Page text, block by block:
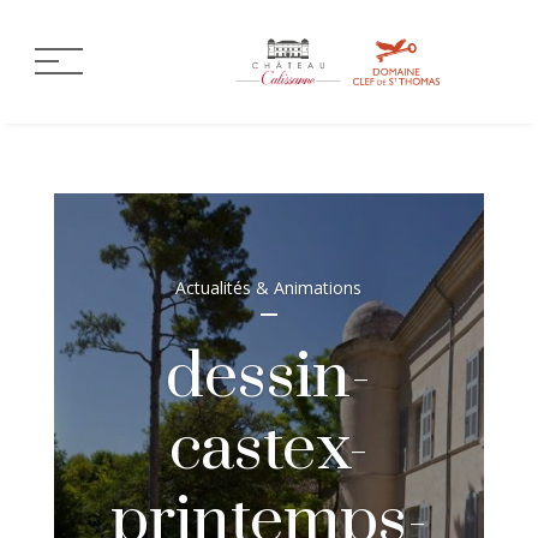
Actualités & Animations
dessin-
castex-
printemps-